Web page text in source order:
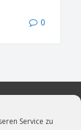
Service zu
0